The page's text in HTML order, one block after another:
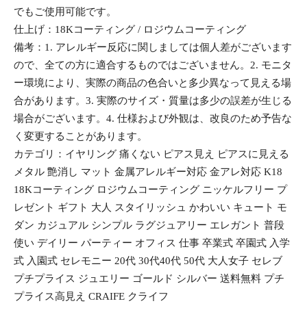
でもご使用可能です。
仕上げ：18Kコーティング / ロジウムコーティング
備考：1. アレルギー反応に関しましては個人差がございます
ので、全ての方に適合するものではございません。2. モニタ
ー環境により、実際の商品の色合いと多少異なって見える場
合があります。3. 実際のサイズ・質量は多少の誤差が生じる
場合がございます。4. 仕様および外観は、改良のため予告な
く変更することがあります。
カテゴリ：イヤリング 痛くない ピアス見え ピアスに見える
メタル 艶消し マット 金属アレルギー対応 金アレ対応 K18
18Kコーティング ロジウムコーティング ニッケルフリー プ
レゼント ギフト 大人 スタイリッシュ かわいい キュート モ
ダン カジュアル シンプル ラグジュアリー エレガント 普段
使い デイリー パーティー オフィス 仕事 卒業式 卒園式 入学
式 入園式 セレモニー 20代 30代40代 50代 大人女子 セレブ
プチプライス ジュエリー ゴールド シルバー 送料無料 プチ
プライス高見え CRAIFE クライフ